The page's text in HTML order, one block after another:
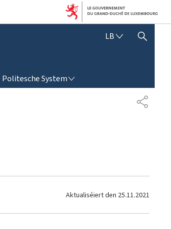
LBL
B
SHOW HIDE SEARCH
Politesche System
S
H
Aktualiséiert den 25.11.2021